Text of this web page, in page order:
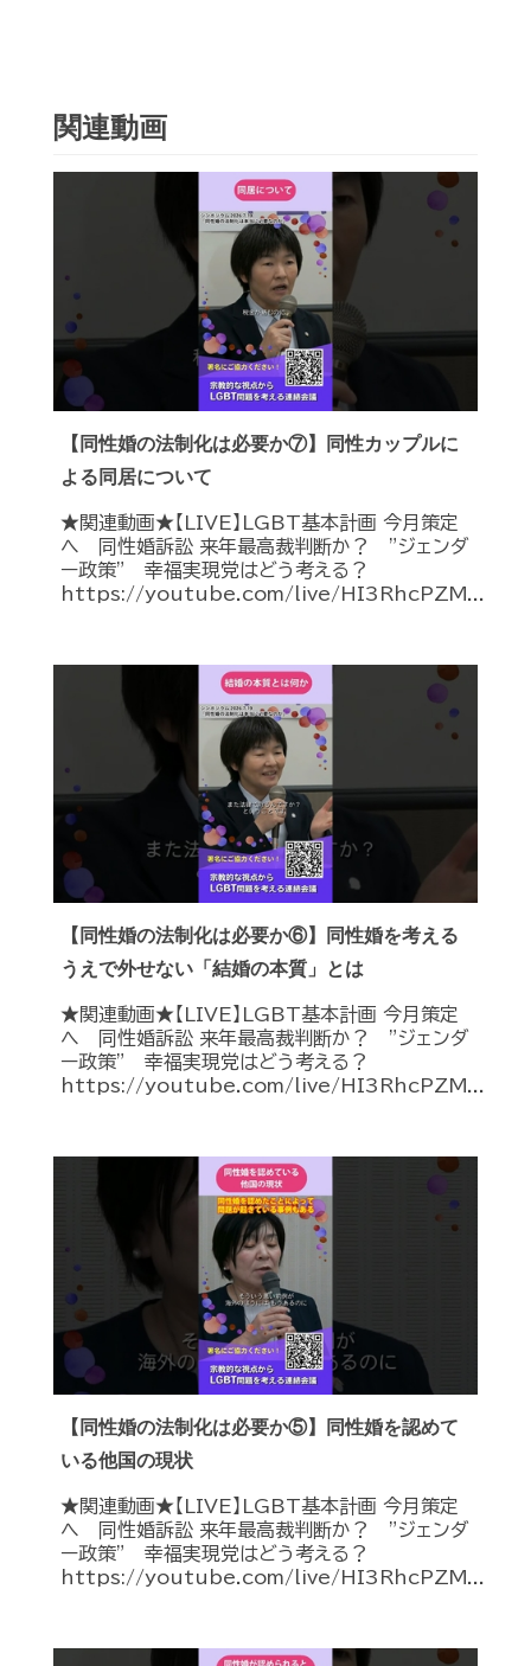
関連動画
【同性婚の法制化は必要か⑦】同性カップルに
よる同居について
★関連動画★【LIVE】LGBT基本計画 今月策定
へ 同性婚訴訟 来年最高裁判断か？ ”ジェンダ
ー政策” 幸福実現党はどう考える？
https://youtube.com/live/HI3RhcPZM...
【同性婚の法制化は必要か⑥】同性婚を考える
うえで外せない「結婚の本質」とは
★関連動画★【LIVE】LGBT基本計画 今月策定
へ 同性婚訴訟 来年最高裁判断か？ ”ジェンダ
ー政策” 幸福実現党はどう考える？
https://youtube.com/live/HI3RhcPZM...
【同性婚の法制化は必要か⑤】同性婚を認めて
いる他国の現状
★関連動画★【LIVE】LGBT基本計画 今月策定
へ 同性婚訴訟 来年最高裁判断か？ ”ジェンダ
ー政策” 幸福実現党はどう考える？
https://youtube.com/live/HI3RhcPZM...